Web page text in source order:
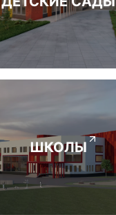
ШКОЛЫ